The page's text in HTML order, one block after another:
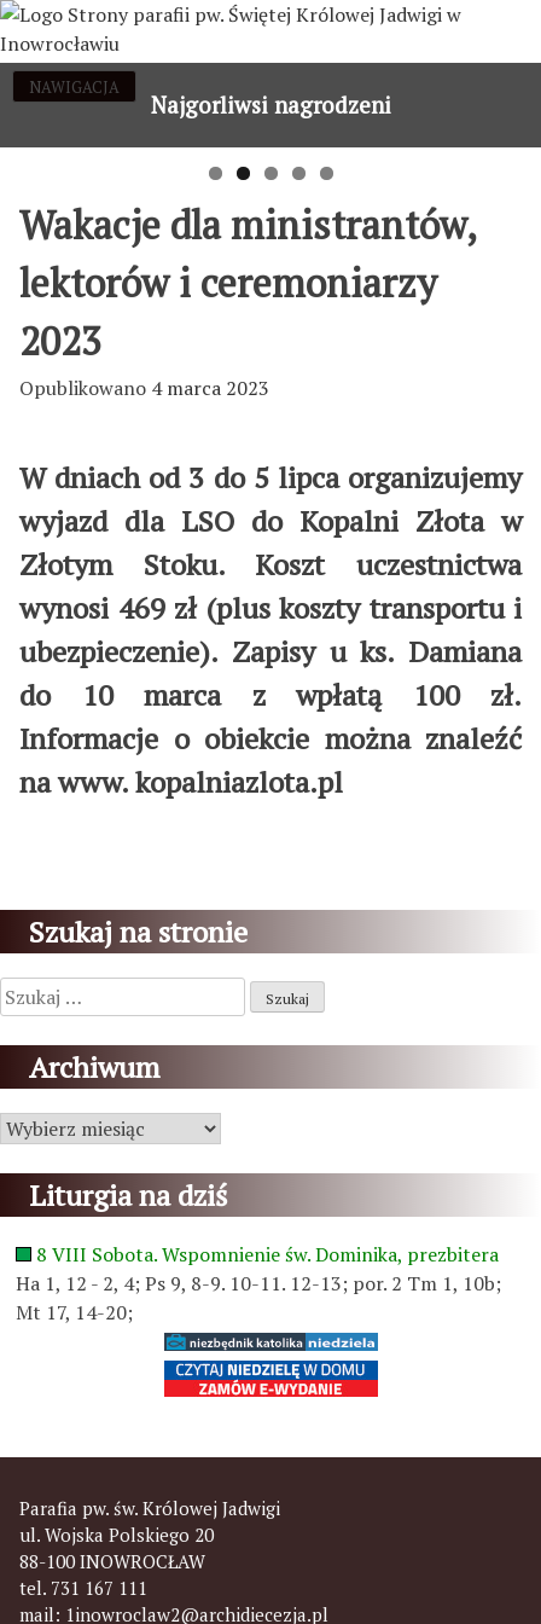
Przejdź
do
treści
NAWIGACJA
Zapisy na pieszą pielgrzymkę
Najgorliwsi nagrodzeni
TRYB WAKACYJNY PARAFII OD 1 LIPCA
5-dniowa wycieczka LSO
OAZA DOROSŁYCH ZAKOŃCZYŁA
ROK FORMACJI
Wakacje dla ministrantów,
lektorów i ceremoniarzy
2023
Opublikowano 4 marca 2023
W dniach od 3 do 5 lipca organizujemy
wyjazd dla LSO do Kopalni Złota w
Złotym Stoku. Koszt uczestnictwa
wynosi 469 zł (plus koszty transportu i
ubezpieczenie). Zapisy u ks. Damiana
do 10 marca z wpłatą 100 zł.
Informacje o obiekcie można znaleźć
na www. kopalniazlota.pl
Szukaj na stronie
Szukaj:
Archiwum
Archiwum
Liturgia na dziś
8 VIII Sobota. Wspomnienie św. Dominika, prezbitera
Ha 1, 12 - 2, 4; Ps 9, 8-9. 10-11. 12-13; por. 2 Tm 1, 10b;
Mt 17, 14-20;
Parafia pw. św. Królowej Jadwigi
ul. Wojska Polskiego 20
88-100 INOWROCŁAW
tel. 731 167 111
mail: 1inowroclaw2@archidiecezja.pl